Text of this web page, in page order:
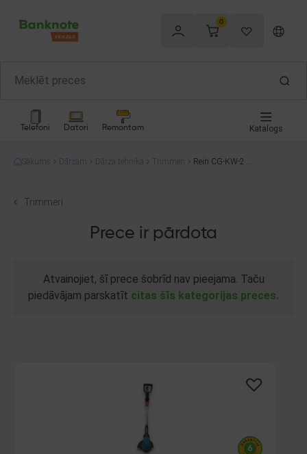
0
Telefoni Datori Remontam Katalogs
Sākums Dārzam Dārza tehnika Trimmeri
Rein CG-KW-260
Trimmeri
Prece ir pārdota
Atvainojiet, šī prece šobrīd nav pieejama. Taču
piedāvājam parskatīt citas šīs kategorijas preces.